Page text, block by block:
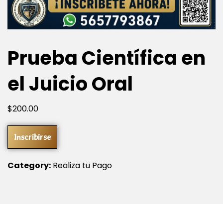
Prueba Científica en
el Juicio Oral
$200.00
Inscribirse
Category: Realiza tu Pago